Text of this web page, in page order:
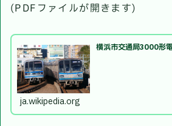
(PDFファイルが開きます)
横浜市交通局3000
ja.wikipedia.org